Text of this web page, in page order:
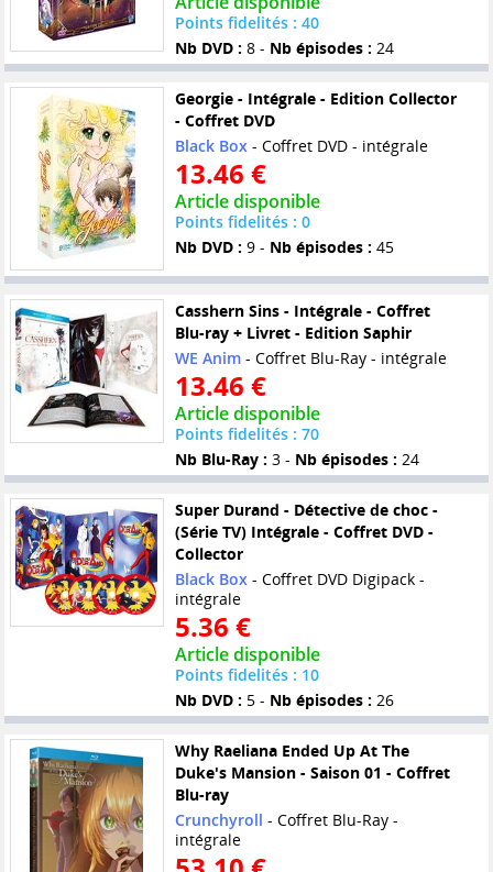
Points fidelités : 40
Nb DVD : 8 - Nb épisodes : 24
Georgie - Intégrale - Edition Collector
- Coffret DVD
Black Box- Coffret DVD - intégrale
13.46 €
Article disponible
Points fidelités : 0
Nb DVD : 9 - Nb épisodes : 45
Casshern Sins - Intégrale - Coffret
Blu-ray + Livret - Edition Saphir
WE Anim- Coffret Blu-Ray - intégrale
13.46 €
Article disponible
Points fidelités : 70
Nb Blu-Ray : 3 - Nb épisodes : 24
Super Durand - Détective de choc -
(Série TV) Intégrale - Coffret DVD -
Collector
Black Box- Coffret DVD Digipack -
intégrale
5.36 €
Article disponible
Points fidelités : 10
Nb DVD : 5 - Nb épisodes : 26
Why Raeliana Ended Up At The
Duke's Mansion - Saison 01 - Coffret
Blu-ray
Crunchyroll - Coffret Blu-Ray -
intégrale